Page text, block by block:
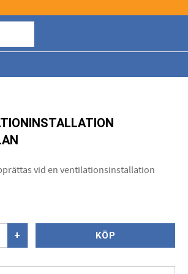
vid en ventilationsinstallation
+ KÖP